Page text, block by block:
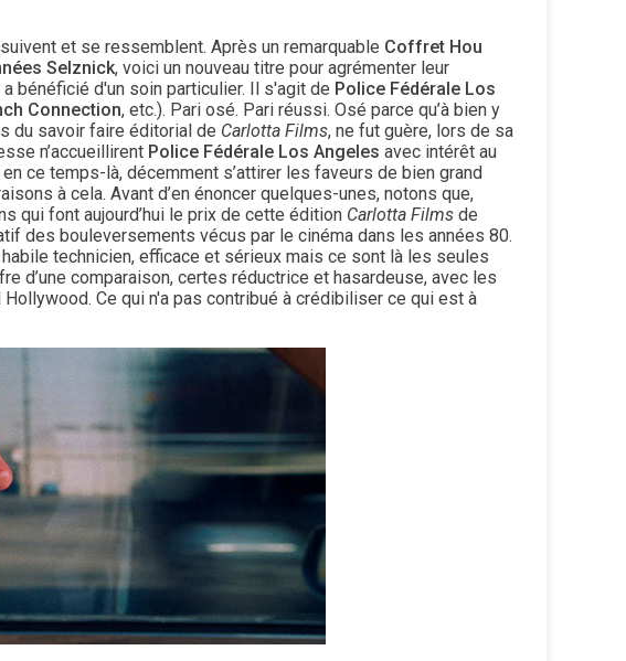
et se ressemblent. Après un remarquable Coffret Hou
Selznick, voici un nouveau titre pour agrémenter leur
bénéficié d'un soin particulier. Il s'agit de Police Fédérale Los
Connection, etc.). Pari osé. Pari réussi. Osé parce qu’à bien y
du savoir faire éditorial de Carlotta Films, ne fut guère, lors de sa
n’accueillirent Police Fédérale Los Angeles avec intérêt au
ce temps-là, décemment s’attirer les faveurs de bien grand
à cela. Avant d’en énoncer quelques-unes, notons que,
qui font aujourd’hui le prix de cette édition Carlotta Films de
des bouleversements vécus par le cinéma dans les années 80.
technicien, efficace et sérieux mais ce sont là les seules
d’une comparaison, certes réductrice et hasardeuse, avec les
Ce qui n'a pas contribué à crédibiliser ce qui est à